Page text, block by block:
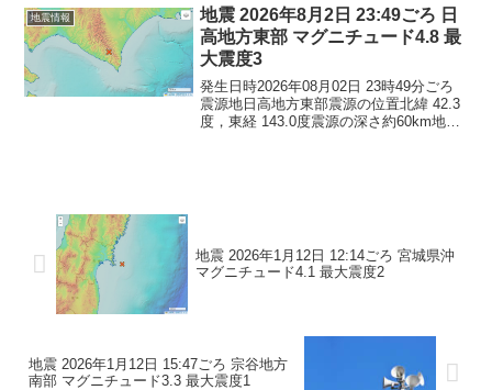
せん。震度2北海道根室市
地震情報
地震 2026年8月2日 23:49ごろ 日
高地方東部 マグニチュード4.8 最
大震度3
発生日時2026年08月02日 23時49分ごろ
震源地日高地方東部震源の位置北緯 42.3
度，東経 143.0度震源の深さ約60km地震
地震 2026年1月12日 12:14ごろ 宮城県沖
マグニチュード4.1 最大震度2
地震 2026年1月12日 15:47ごろ 宗谷地方
南部 マグニチュード3.3 最大震度1